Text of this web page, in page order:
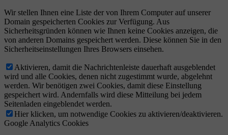
Wir stellen Ihnen eine Liste der von Ihrem Computer auf unserer
Domain gespeicherten Cookies zur Verfügung. Aus
Sicherheitsgründen können wie Ihnen keine Cookies anzeigen, die
von anderen Domains gespeichert werden. Diese können Sie in den
Sicherheitseinstellungen Ihres Browsers einsehen.
Aktivieren, damit die Nachrichtenleiste dauerhaft ausgeblendet
wird und alle Cookies, denen nicht zugestimmt wurde, abgelehnt
werden. Wir benötigen zwei Cookies, damit diese Einstellung
gespeichert wird. Andernfalls wird diese Mitteilung bei jedem
Seitenladen eingeblendet werden.
Hier klicken, um notwendige Cookies zu aktivieren/deaktivieren.
Google Analytics Cookies